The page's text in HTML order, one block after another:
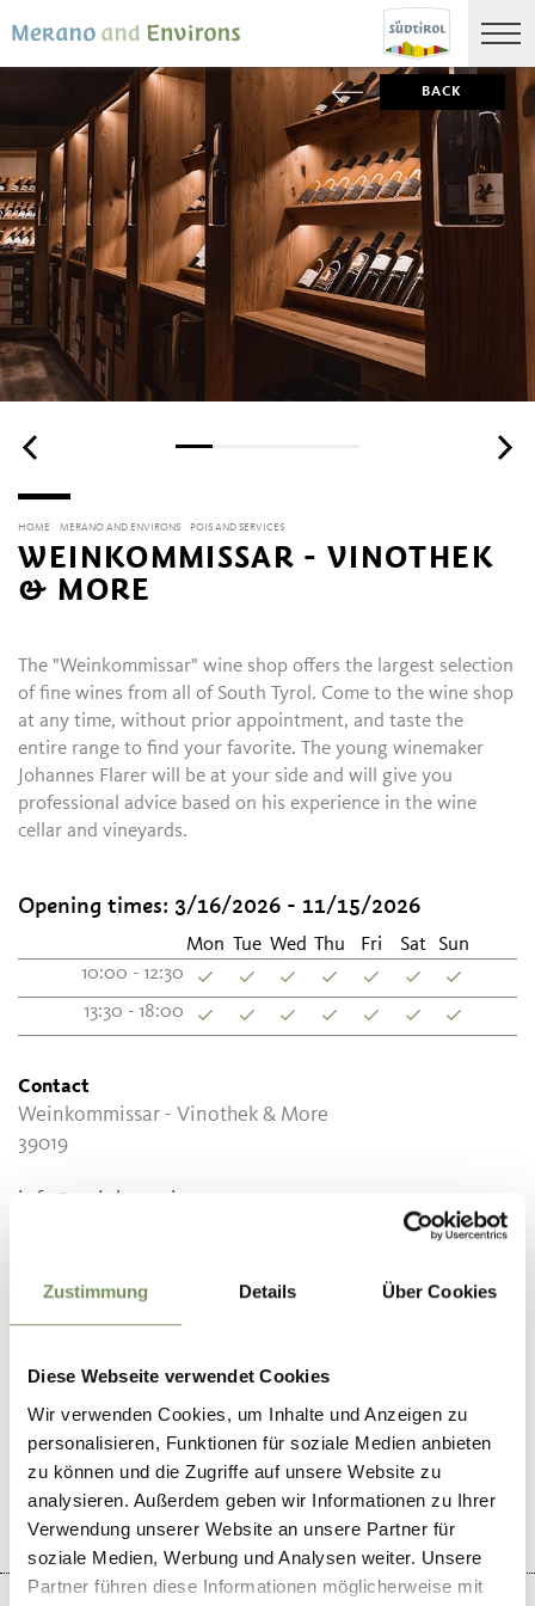
Zustimmung Details Über Cookies
Diese Webseite verwendet Cookies
Wir verwenden Cookies, um Inhalte und Anzeigen zu
personalisieren, Funktionen für soziale Medien anbieten
zu können und die Zugriffe auf unsere Website zu
analysieren. Außerdem geben wir Informationen zu Ihrer
Verwendung unserer Website an unsere Partner für
soziale Medien, Werbung und Analysen weiter. Unsere
Partner führen diese Informationen möglicherweise mit
BACK
HOME MERANO AND ENVIRONS POIS AND SERVICES
WEINKOMMISSAR - VINOTHEK
& MORE
The "Weinkommissar" wine shop offers the largest selection
of fine wines from all of South Tyrol. Come to the wine shop
at any time, without prior appointment, and taste the
entire range to find your favorite. The young winemaker
Johannes Flarer will be at your side and will give you
professional advice based on his experience in the wine
cellar and vineyards.
Opening times: 3/16/2026 - 11/15/2026
Mon Tue Wed Thu Fri Sat
Sun
10:00 - 12:30
13:30 - 18:00
Contact
Weinkommissar - Vinothek & More
39019
info@weinkommissar.com
DID YOU FIND THIS CONTENT HELPFUL?